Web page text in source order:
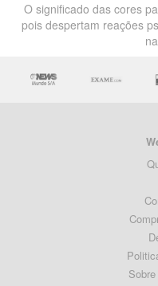
O significado das cores
pois despertam reações